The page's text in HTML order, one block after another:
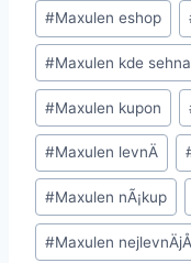
#Maxulen eshop
#Maxulen kde
#Maxulen kupon
#Maxulen levnÄ
#Maxulen nÃ¡kup
#Maxulen